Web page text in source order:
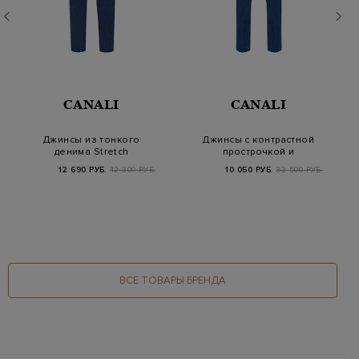
CANALI
Джинсы из тонкого
денима Stretch
12 690 РУБ. 42 300 РУБ.
CANALI
Джинсы с контрастной
прострочкой и
10 050 РУБ. 33 500 РУБ.
ВСЕ ТОВАРЫ БРЕНДА